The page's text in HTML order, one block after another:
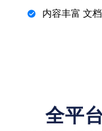
内容丰富 文
全平